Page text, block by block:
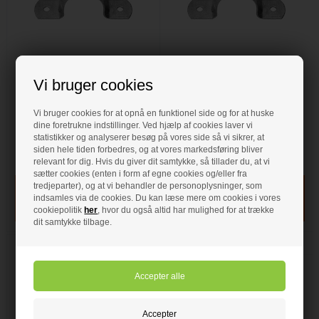
Vi bruger cookies
Vi bruger cookies for at opnå en funktionel side og for at huske
dine foretrukne indstillinger. Ved hjælp af cookies laver vi
statistikker og analyserer besøg på vores side så vi sikrer, at
siden hele tiden forbedres, og at vores markedsføring bliver
relevant for dig. Hvis du giver dit samtykke, så tillader du, at vi
sætter cookies (enten i form af egne cookies og/eller fra
tredjeparter), og at vi behandler de personoplysninger, som
indsamles via de cookies. Du kan læse mere om cookies i vores
cookiepolitikher , hvor du også altid har mulighed for at trække
dit samtykke tilbage.
Rørbøjle Galvaniseret
Rørbøjle, til lettere belastninger.
• Galvaniserede
• 3/4"
På lager- VVS nr: 016913006
Rørbøjle, til lettere belastninger.
• Galvaniserede
• 3/8"
På lager- VVS nr: 016913003